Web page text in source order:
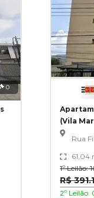
0
(Vila
Rua
61,04
1º Leilão:
R$
2º